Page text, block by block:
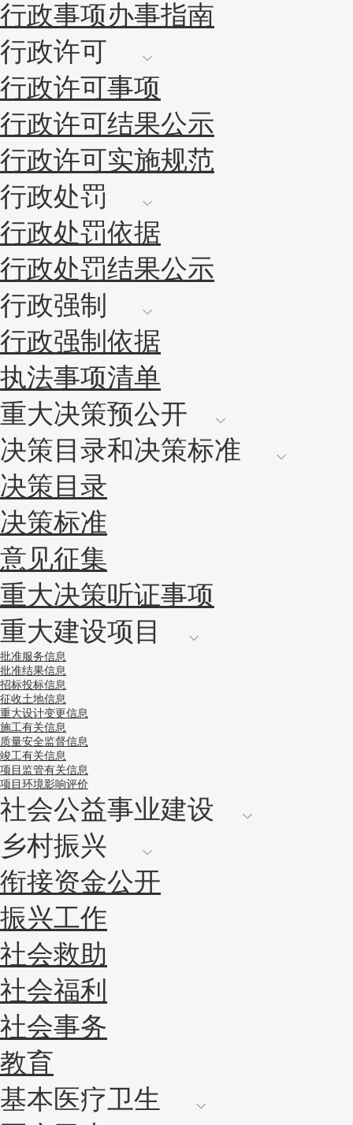
行政事项办事指南
行政许可
行政许可事项
行政许可结果公示
行政许可实施规范
行政处罚
行政处罚依据
行政处罚结果公示
行政强制
行政强制依据
执法事项清单
重大决策预公开
决策目录和决策标准
决策目录
决策标准
意见征集
重大决策听证事项
重大建设项目
批准服务信息
批准结果信息
招标投标信息
征收土地信息
重大设计变更信息
施工有关信息
质量安全监督信息
竣工有关信息
项目监管有关信息
项目环境影响评价
社会公益事业建设
乡村振兴
衔接资金公开
振兴工作
社会救助
社会福利
社会事务
教育
基本医疗卫生